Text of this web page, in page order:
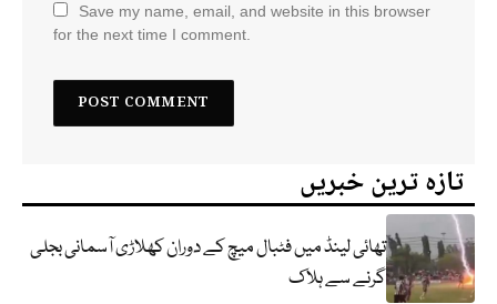
Save my name, email, and website in this browser
for the next time I comment.
تازہ ترین خبریں
تھائی لینڈ میں فٹبال میچ کے دوران کھلاڑی آسمانی بجلی
گرنے سے ہلاک